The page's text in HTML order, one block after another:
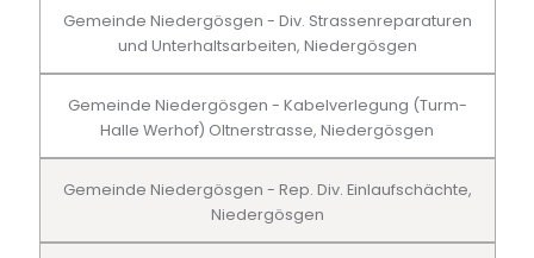
Gemeinde Niedergösgen - Div. Strassenreparaturen
und Unterhaltsarbeiten, Niedergösgen
Gemeinde Niedergösgen - Kabelverlegung (Turm-
Halle Werhof) Oltnerstrasse, Niedergösgen
Gemeinde Niedergösgen - Rep. Div. Einlaufschächte,
Niedergösgen